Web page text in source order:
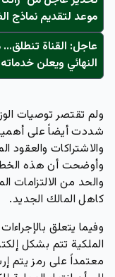
موعد لتقديم نماذج الضريبة
عاجل: القناة
النهائي ويعلن خدماته لـ3 محافظات - التفاصيل
ولم تقتصر توصيات
شددت أيضاً على
والاشتراكات والعقود
وأوضحت أن هذه
والحد من الالتزامات
كاهل المالك الجديد.
وفيما يتعلق
الملكية تتم بشكل
معتمداً على رمز يتم